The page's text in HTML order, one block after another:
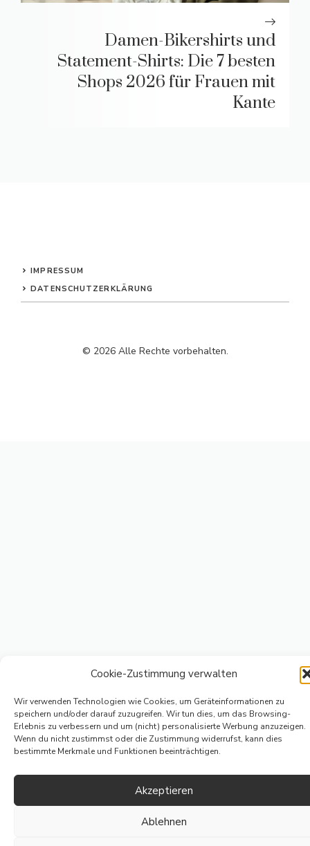
Cookie-Zustimmung verwalten
Wir verwenden Technologien wie Cookies, um Geräteinformationen zu
speichern und/oder darauf zuzugreifen. Wir tun dies, um das Browsing-
Erlebnis zu verbessern und um (nicht) personalisierte Werbung anzuzeigen.
Wenn du nicht zustimmst oder die Zustimmung widerrufst, kann dies
bestimmte Merkmale und Funktionen beeinträchtigen.
Akzeptieren
Ablehnen
Damen-Bikershirts und
Statement-Shirts: Die 7 besten
Shops 2026 für Frauen mit
Kante
IMPRESSUM
DATENSCHUTZERKLÄRUNG
© 2026 Alle Rechte vorbehalten.